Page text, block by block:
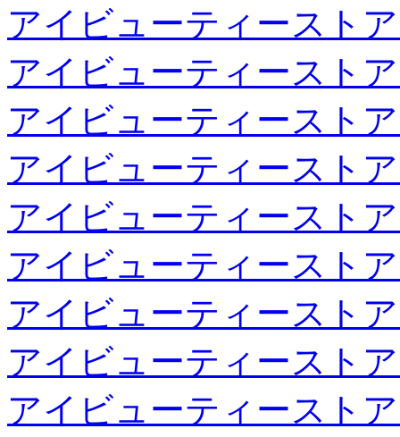
アイビューティースト
アイビューティースト
アイビューティースト
アイビューティースト
アイビューティースト
アイビューティースト
アイビューティースト
アイビューティースト
アイビューティースト